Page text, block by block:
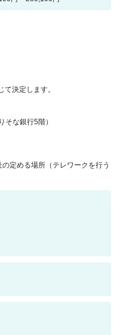
決定します。
な銀行5階）
定める場所（テレワークを行う